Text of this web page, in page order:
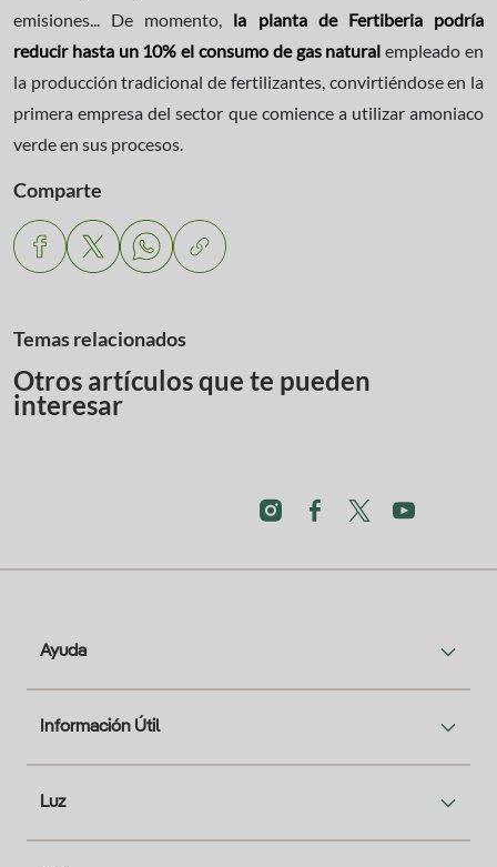
emisiones... De momento, la planta de Fertiberia podría
reducir hasta un 10% el consumo de gas natural empleado en
la producción tradicional de fertilizantes, convirtiéndose en la
primera empresa del sector que comience a utilizar amoniaco
verde en sus procesos.
Comparte
Temas relacionados
Otros artículos que te pueden
interesar
Ayuda
Información Útil
Luz